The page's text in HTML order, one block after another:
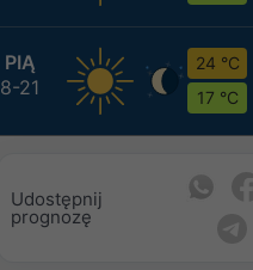
PIĄ
8-21
24 °C
17 °C
Udostępnij
prognozę